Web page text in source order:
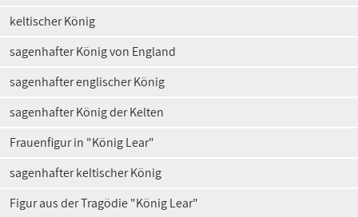
keltischer König
sagenhafter König von England
sagenhafter englischer König
sagenhafter König der Kelten
Frauenfigur in "König Lear"
sagenhafter keltischer König
Figur aus der Tragödie "König Lear"